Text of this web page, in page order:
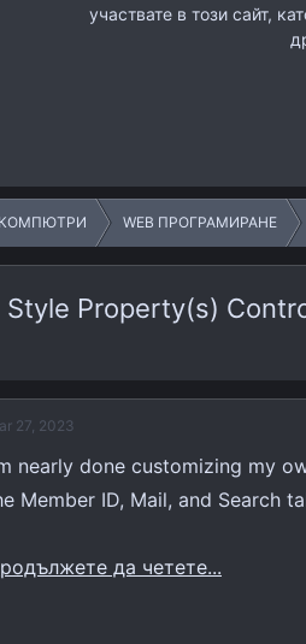
участвате в този сайт,
КОМПЮТРИ WEB ПРОГРАМИРАНЕ
Style Property(s)
27, 2023
nearly done customizing my
Member ID, Mail, and Search
да четете...